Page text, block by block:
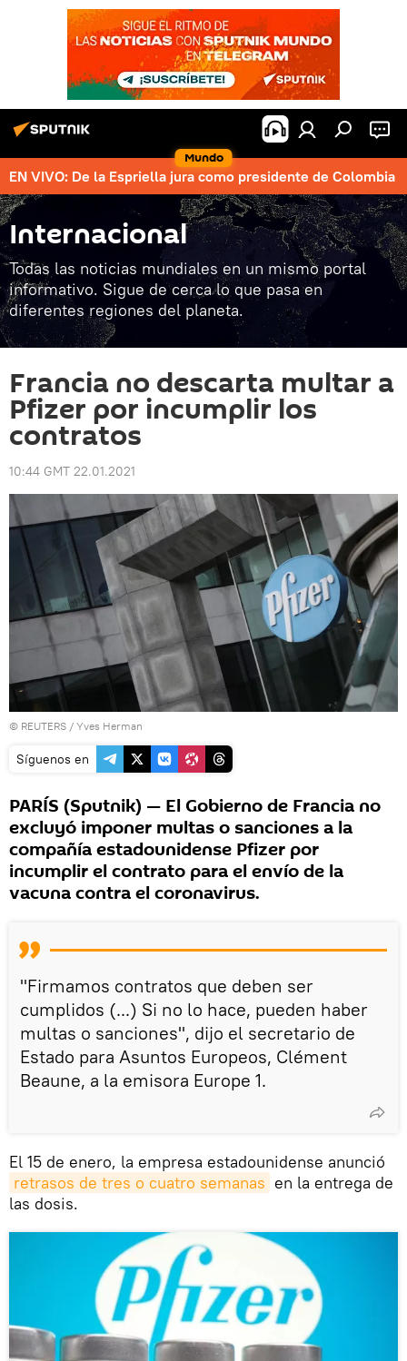
Mundo
EN VIVO: De la Espriella jura como presidente de Colombia
Internacional
Todas las noticias mundiales en un mismo portal
informativo. Sigue de cerca lo que pasa en
diferentes regiones del planeta.
Francia no descarta multar a
Pfizer por incumplir los
contratos
10:44 GMT 22.01.2021
© REUTERS / Yves Herman
Síguenos en
PARÍS (Sputnik) — El Gobierno de Francia no
excluyó imponer multas o sanciones a la
compañía estadounidense Pfizer por
incumplir el contrato para el envío de la
vacuna contra el coronavirus.
"Firmamos contratos que deben ser
cumplidos (...) Si no lo hace, pueden haber
multas o sanciones", dijo el secretario de
Estado para Asuntos Europeos, Clément
Beaune, a la emisora Europe 1.
El 15 de enero, la empresa estadounidense anunció
retrasos de tres o cuatro semanas en la entrega de
las dosis.